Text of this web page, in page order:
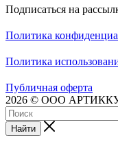
Подписаться на
Политика
Политика
Публичная оферта
2026 © ООО
Найти